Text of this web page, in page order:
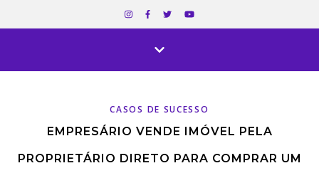
CASOS DE SUCESSO
EMPRESÁRIO VENDE IMÓVEL PELA
PROPRIETÁRIO DIRETO PARA COMPRAR UM